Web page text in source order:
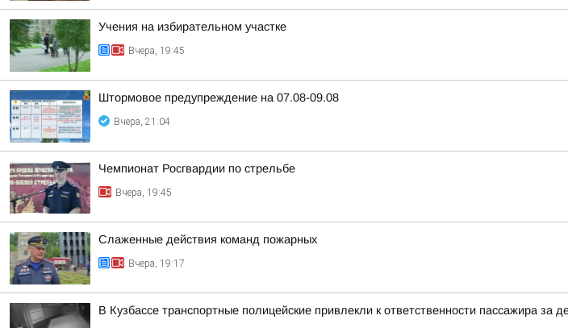
Учения на избирательном участке
Вчера, 19:45
Штормовое предупреждение на 07.08-09.08
Вчера, 21:04
Чемпионат Росгвардии по стрельбе
Вчера, 19:45
Слаженные действия команд пожарных
Вчера, 19:17
В Кузбассе транспортные полицейские привлекли к ответственности пассажира за